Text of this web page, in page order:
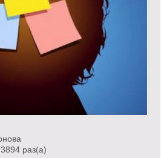
Login
раз(a)